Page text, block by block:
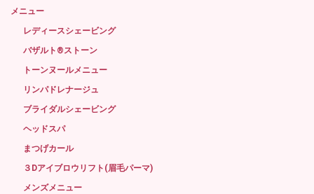
メニュー
レディースシェービング
バザルト®ストーン
トーンヌールメニュー
リンパドレナージュ
ブライダルシェービング
ヘッドスパ
まつげカール
３Dアイブロウリフト(眉毛パーマ)
メンズメニュー